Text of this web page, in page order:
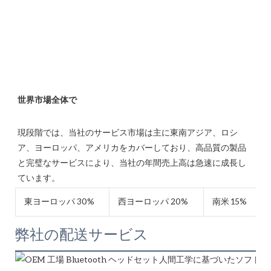
現段階では、当社のサービス市場は主に東南アジア、ロシ
ア、ヨーロッパ、アメリカをカバーしており、高品質の製品
と完璧なサービスにより、当社の年間売上高は急速に成長し
東ヨーロッパ 30% 西ヨーロッパ 20% 南米 15%
弊社の配送サービス